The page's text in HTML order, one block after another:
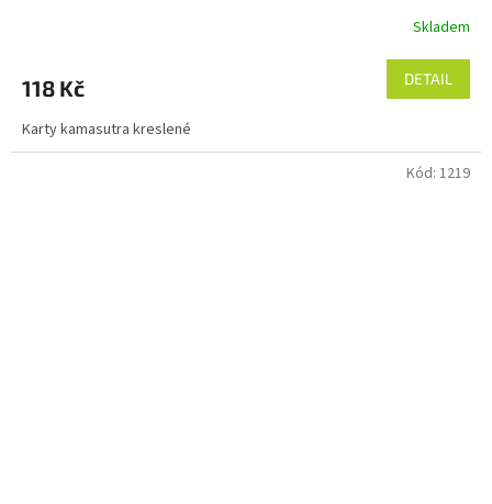
Skladem
118 Kč DETAIL
Karty kamasutra kreslené
Kód: 1219